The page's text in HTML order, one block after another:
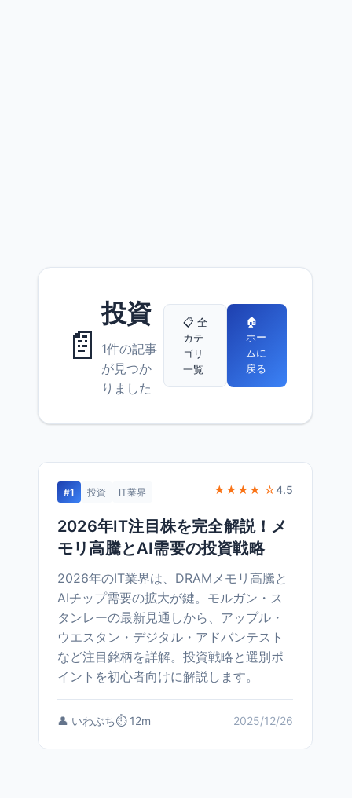
📄
投資
1件の記事
が見つか
りました
📋 全
カテ
ゴリ
一覧
🏠
ホー
ムに
戻る
#1 投資 IT業界 ★★★★ ☆4.5
2026年IT注目株を完全解説！メ
モリ高騰とAI需要の投資戦略
2026年のIT業界は、DRAMメモリ高騰と
AIチップ需要の拡大が鍵。モルガン・ス
タンレーの最新見通しから、アップル・
ウエスタン・デジタル・アドバンテスト
など注目銘柄を詳解。投資戦略と選別ポ
イントを初心者向けに解説します。
👤 いわぶち⏱️ 12m 2025/12/26